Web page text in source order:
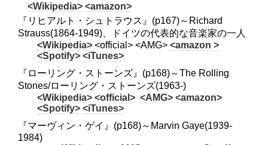
<Wikipedia> <amazon>
『リヒアルト・シュトラウス』(p167)～Richard
Strauss(1864-1949)、ドイツの代表的な音楽家の一人
<Wikipedia> <official> <AMG> <amazon >
<Spotify> <iTunes>
『ローリング・ストーンズ』(p168)～The Rolling
Stones/ローリング・ストーンズ(1963-)
<Wikipedia> <official> <AMG> <amazon>
<Spotify> <iTunes>
『マーヴィン・ゲイ』(p168)～Marvin Gaye(1939-
1984)